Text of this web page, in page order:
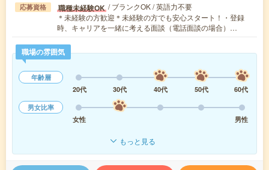
応募資格 職種未経験OK / ブランクOK / 英語力不要
＊未経験の方歓迎＊未経験の方でも安心スタート！・登録
時、キャリアを一緒に考える面談（電話面談の場合）…
職場の雰囲気
年齢層
20代
30代 40代 50代
60代
男女比率
女性
男性
もっと見る